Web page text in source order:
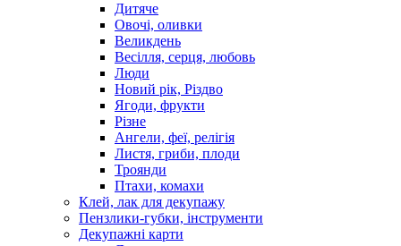
Дитяче
Овочі, оливки
Великдень
Весілля, серця, любовь
Люди
Новий рік, Різдво
Ягоди, фрукти
Різне
Ангели, феї, релігія
Листя, гриби, плоди
Троянди
Птахи, комахи
Клей, лак для декупажу
Пензлики-губки, інструменти
Декупажні карти